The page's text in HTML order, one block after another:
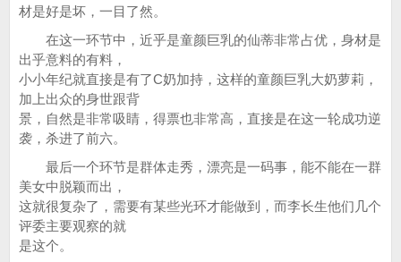
材是好是坏，一目了然。
在这一环节中，近乎是童颜巨乳的仙蒂非常占优，身材是
出乎意料的有料，
小小年纪就直接是有了C奶加持，这样的童颜巨乳大奶萝莉，
加上出众的身世跟背
景，自然是非常吸睛，得票也非常高，直接是在这一轮成功逆
袭，杀进了前六。
最后一个环节是群体走秀，漂亮是一码事，能不能在一群
美女中脱颖而出，
这就很复杂了，需要有某些光环才能做到，而李长生他们几个
评委主要观察的就
是这个。